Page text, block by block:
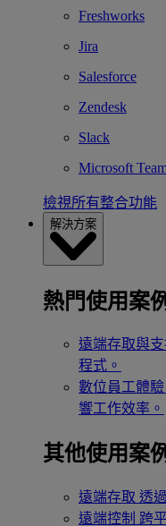
Freshworks
Jira
Salesforce
Zendesk
Slack
Microsoft
檢視所有整合功能
解決方案
熱門使用案例
遠端存取與
程式。
數位員工體
響工作效率。
其他使用案例
遠端存取 透
遠端控制 跨